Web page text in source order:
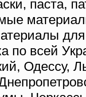
паста,
по всей
Одессу,